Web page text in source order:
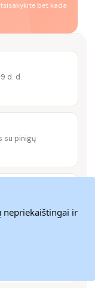
bet kada
d. d.
su pinigų
jūsų duomenų
nepriekaištingai ir